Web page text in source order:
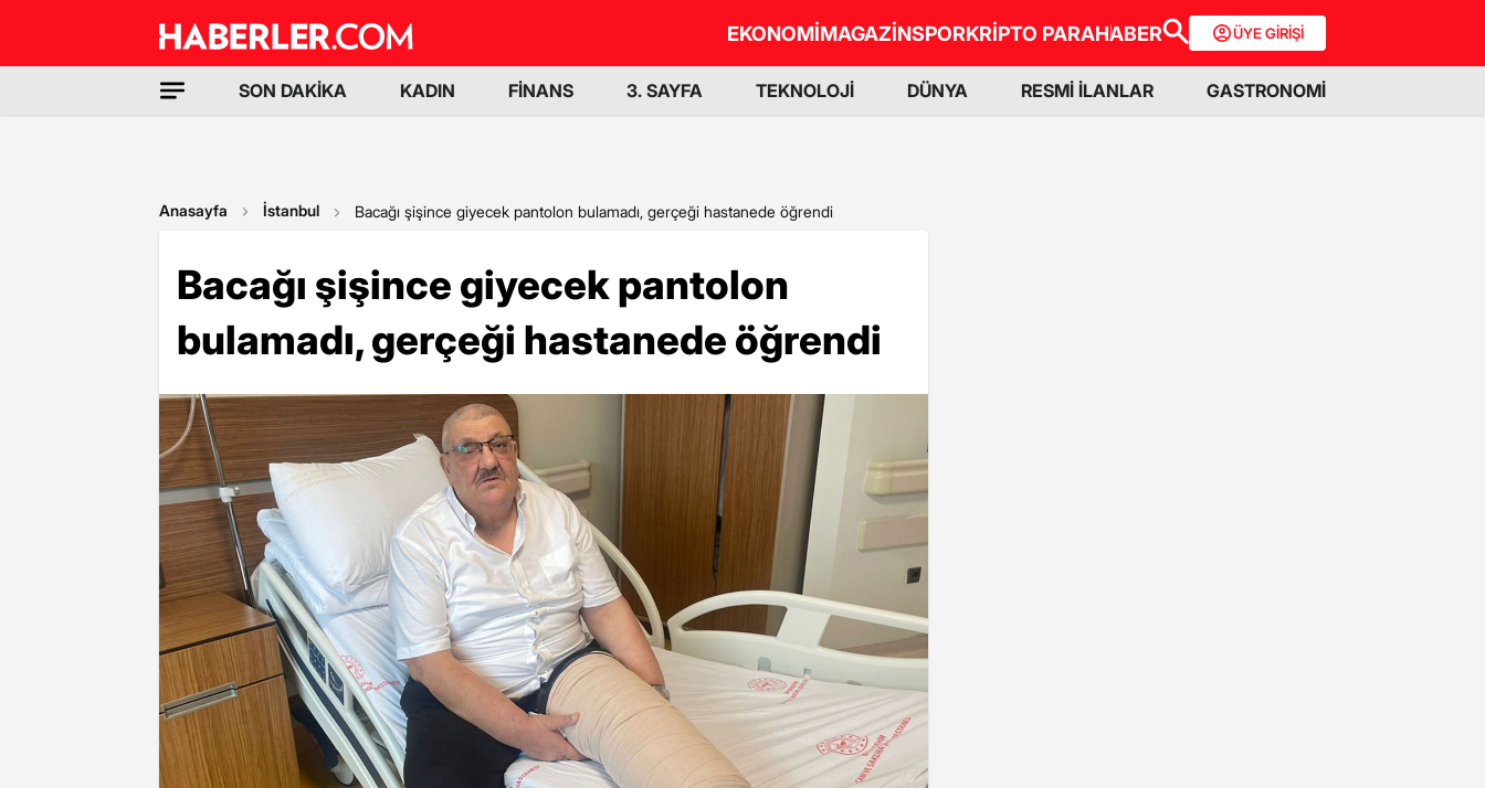
EKONOMİMAGAZİNSPORKRİPTO PARAHABER ÜYE GİRİŞİ
SON DAKİKA KADIN FİNANS 3. SAYFA TEKNOLOJİ DÜNYA RESMİ İLANLAR GASTRONOMİ
Anasayfa İstanbul Bacağı şişince giyecek pantolon bulamadı, gerçeği hastanede öğrendi
Bacağı şişince giyecek pantolon
bulamadı, gerçeği hastanede öğrendi